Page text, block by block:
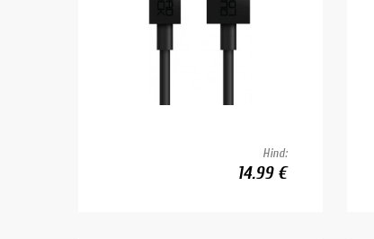
Hind:
14.99 €